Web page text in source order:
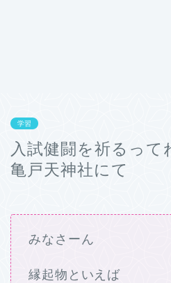
学習
入試健闘を祈るって
亀戸天神社にて
みなさーん
縁起物といえば